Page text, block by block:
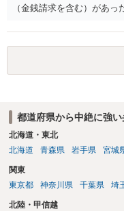
（金銭請求を含む）があ
いのであれば、基本的には
れ以上の要求を回避するた
す。 特に重要な点として
確認する条項（清算条項）
都道府県から中絶に強
北海道・東北
北海道
青森県 岩手県 宮城
関東
東京都
神奈川県 千葉県 埼
北陸・甲信越